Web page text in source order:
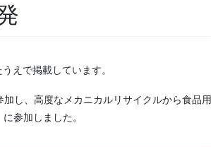
えで掲載しています。
し、高度なメカニカルリサイクルから食品用
参加しました。